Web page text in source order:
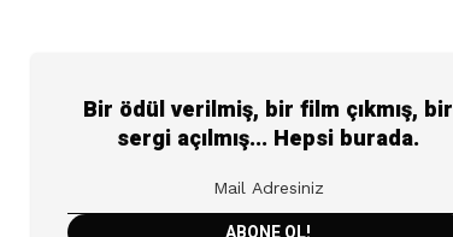
Bir ödül verilmiş, bir film çıkmış, bir
sergi açılmış... Hepsi burada.